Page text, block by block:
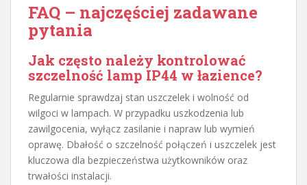
FAQ – najczęściej zadawane
pytania
Jak często należy kontrolować
szczelność lamp IP44 w łazience?
Regularnie sprawdzaj stan uszczelek i wolność od
wilgoci w lampach. W przypadku uszkodzenia lub
zawilgocenia, wyłącz zasilanie i napraw lub wymień
oprawę. Dbałość o szczelność połączeń i uszczelek jest
kluczowa dla bezpieczeństwa użytkowników oraz
trwałości instalacji.